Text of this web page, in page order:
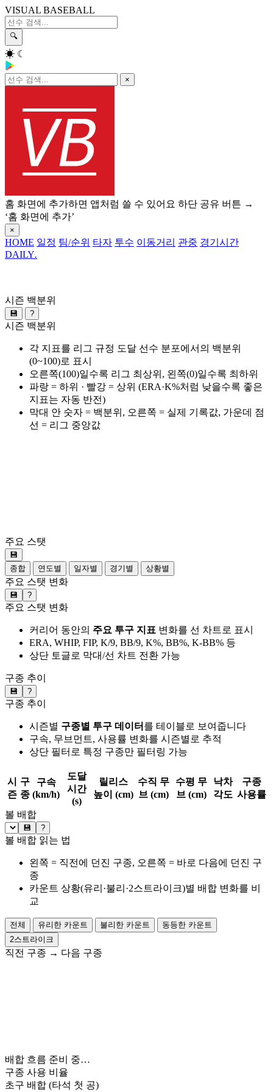
VISUAL BASEBALL
🔍
☀ ☾
×
홈 화면에 추가하면 앱처럼 쓸 수 있어요 하단 공유 버튼 →
‘홈 화면에 추가’
×
HOME 일정 팀/순위 타자 투수 이동거리 관중 경기시간
DAILY.
시즌 백분위
💾 ?
시즌 백분위
각 지표를 리그 규정 도달 선수 분포에서의 백분위
(0~100)로 표시
오른쪽(100)일수록 리그 최상위, 왼쪽(0)일수록 최하위
파랑 = 하위 · 빨강 = 상위 (ERA·K%처럼 낮을수록 좋은
지표는 자동 반전)
막대 안 숫자 = 백분위, 오른쪽 = 실제 기록값, 가운데 점
선 = 리그 중앙값
주요 스탯
💾
종합
연도별 일자별 경기별 상황별
주요 스탯 변화
💾 ?
주요 스탯 변화
커리어 동안의 주요 투구 지표 변화를 선 차트로 표시
ERA, WHIP, FIP, K/9, BB/9, K%, BB%, K-BB% 등
상단 토글로 막대/선 차트 전환 가능
구종 추이
💾 ?
구종 추이
시즌별 구종별 투구 데이터 를 테이블로 보여줍니다
구속, 무브먼트, 사용률 변화를 시즌별로 추적
상단 필터로 특정 구종만 필터링 가능
시
즌
구
종
구속
(km/h)
도달
시간
(s)
릴리스
높이 (cm)
수직 무
브 (cm)
수평 무
브 (cm)
낙차
각도
구종
사용률
볼 배합
💾 ?
볼 배합 읽는 법
왼쪽 = 직전에 던진 구종, 오른쪽 = 바로 다음에 던진 구
종
카운트 상황(유리·불리·2스트라이크)별 배합 변화를 비
교
전체 유리한 카운트 불리한 카운트
동등한 카운트
2스트라이크
직전 구종 → 다음 구종
배합 흐름 준비 중…
구종 사용 비율
초구 배합 (타석 첫 공)